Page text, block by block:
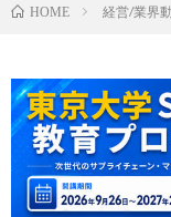
HOME 経営/業界